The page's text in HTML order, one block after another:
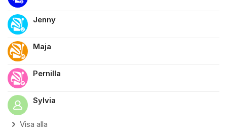
Jenny
Maja
Pernilla
Sylvia
Visa alla